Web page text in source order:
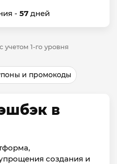
- 57 дней
учетом 1-го уровня
и промокоды
в
создания и